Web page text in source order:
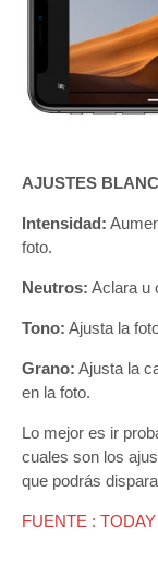
AJUSTES
Intensidad:
foto.
Neutros: Aclara u
Tono: Ajusta la
Grano: Ajusta la
en la foto.
Lo mejor es ir
cuales son los
que podrás
FUENTE :